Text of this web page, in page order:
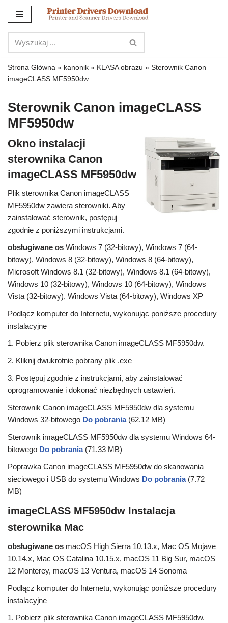
do
treści
Strona Główna » kanonik » KLASA obrazu » Sterownik Canon
imageCLASS MF5950dw
Sterownik Canon imageCLASS
MF5950dw
Okno instalacji
sterownika Canon
imageCLASS MF5950dw
Plik sterownika Canon imageCLASS
MF5950dw zawiera sterowniki. Aby
zainstalować sterownik, postępuj
zgodnie z poniższymi instrukcjami.
obsługiwane os Windows 7 (32-bitowy), Windows 7 (64-
bitowy), Windows 8 (32-bitowy), Windows 8 (64-bitowy),
Microsoft Windows 8.1 (32-bitowy), Windows 8.1 (64-bitowy),
Windows 10 (32-bitowy), Windows 10 (64-bitowy), Windows
Vista (32-bitowy), Windows Vista (64-bitowy), Windows XP
Podłącz komputer do Internetu, wykonując poniższe procedury
instalacyjne
1. Pobierz plik sterownika Canon imageCLASS MF5950dw.
2. Kliknij dwukrotnie pobrany plik .exe
3. Postępuj zgodnie z instrukcjami, aby zainstalować
oprogramowanie i dokonać niezbędnych ustawień.
Sterownik Canon imageCLASS MF5950dw dla systemu
Windows 32-bitowego Do pobrania (62.12 MB)
Sterownik imageCLASS MF5950dw dla systemu Windows 64-
bitowego Do pobrania (71.33 MB)
Poprawka Canon imageCLASS MF5950dw do skanowania
sieciowego i USB do systemu Windows Do pobrania (7.72
MB)
imageCLASS MF5950dw Instalacja
sterownika Mac
obsługiwane os macOS High Sierra 10.13.x, Mac OS Mojave
10.14.x, Mac OS Catalina 10.15.x, macOS 11 Big Sur, macOS
12 Monterey, macOS 13 Ventura, macOS 14 Sonoma
Podłącz komputer do Internetu, wykonując poniższe procedury
instalacyjne
1. Pobierz plik sterownika Canon imageCLASS MF5950dw.